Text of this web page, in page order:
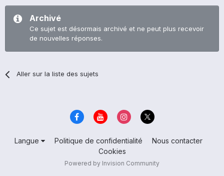
Archivé
Ce sujet est désormais archivé et ne peut plus recevoir
de nouvelles réponses.
Aller sur la liste des sujets
Langue Politique de confidentialité
Nous contacter
Cookies
Powered by Invision Community